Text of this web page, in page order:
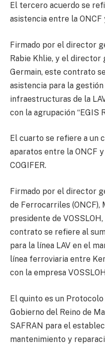
El tercero acuerdo se
asistencia entre la ONCF
Firmado por el director
Rabie Khlie, y el director
Germain, este contrato
asistencia para la
infraestructuras de la
con la agrupación “EGIS
El cuarto se refiere a un
aparatos entre la ONCF
COGIFER.
Firmado por el director
de Ferrocarriles (ONCF),
presidente de
contrato se refiere al
para la línea LAV en el
línea ferroviaria entre
con la empresa
El quinto es un
Gobierno del Reino de
SAFRAN para el
mantenimiento y